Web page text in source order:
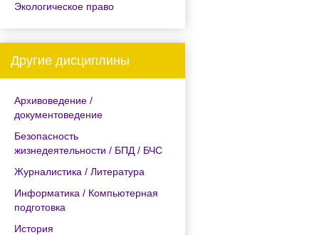
Экологическое право
Другие дисциплины
Архивоведение /
документоведение
Безопасность
жизнедеятельности / БПД / БЧС
Журналистика / Литература
Информатика / Компьютерная
подготовка
История